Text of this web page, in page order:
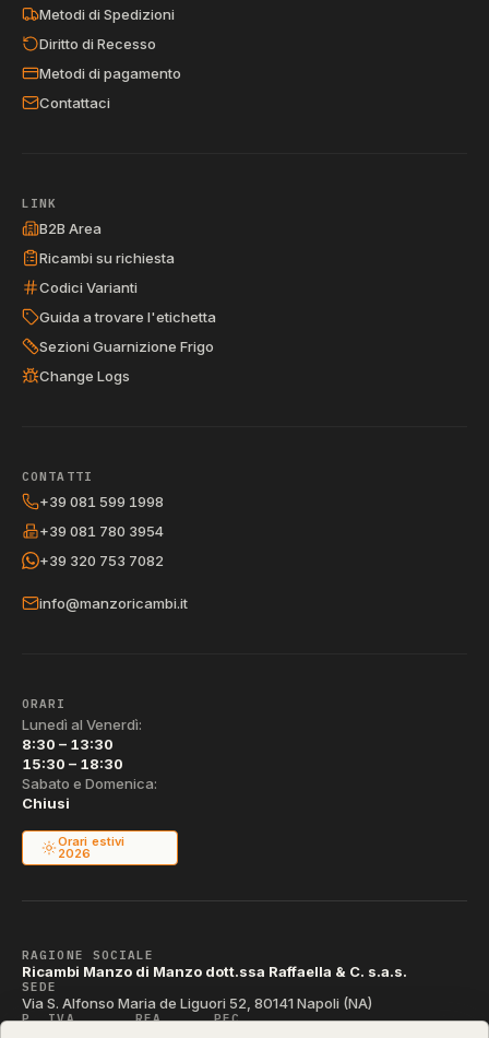
Metodi di Spedizioni
Diritto di Recesso
Metodi di pagamento
Contattaci
LINK
B2B Area
Ricambi su richiesta
Codici Varianti
Guida a trovare l'etichetta
Sezioni Guarnizione Frigo
Change Logs
CONTATTI
+39 081 599 1998
+39 081 780 3954
+39 320 753 7082
info@manzoricambi.it
ORARI
Lunedì al Venerdì:
8:30 – 13:30
15:30 – 18:30
Sabato e Domenica:
Chiusi
Orari estivi
2026
RAGIONE SOCIALE
Ricambi Manzo di Manzo dott.ssa Raffaella & C. s.a.s.
SEDE
Via S. Alfonso Maria de Liguori 52, 80141 Napoli (NA)
P. IVA REA PEC